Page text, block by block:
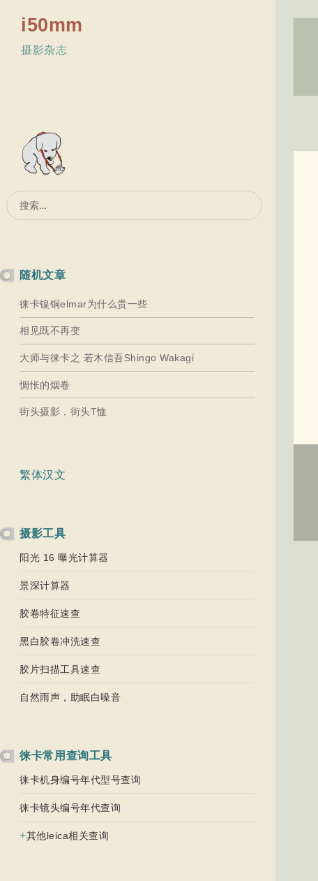
i50mm
摄影杂志
搜
索：
随机文章
徕卡镍铜elmar为什么贵一些
相见既不再变
大师与徕卡之 若木信吾Shingo Wakagi
惆怅的烟卷
街头摄影，街头T恤
繁体汉文
摄影工具
阳光 16 曝光计算器
景深计算器
胶卷特征速查
黑白胶卷冲洗速查
胶片扫描工具速查
自然雨声，助眠白噪音
徕卡常用查询工具
徕卡机身编号年代型号查询
徕卡镜头编号年代查询
+其他leica相关查询